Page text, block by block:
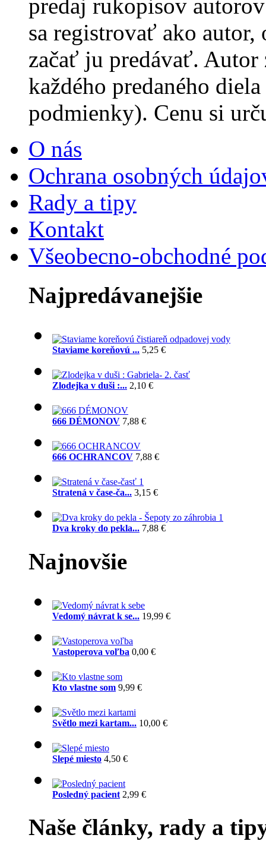
predaj rukopisov
sa registrovať ako
začať ju predávať.
každého predaného
podmienky). Cenu si
O nás
Ochrana osobných
Rady a tipy
Kontakt
Všeobecno-obchodné
Najpredávanejšie
Staviame koreňovú ... 5,25 €
Zlodejka v duši :... 2,10 €
666 DÉMONOV 7,88 €
666 OCHRANCOV 7,88 €
Stratená v čase-ča... 3,15 €
Dva kroky do pekla... 7,88 €
Najnovšie
Vedomý návrat k se... 19,99 €
Vastoperova voľba 0,00 €
Kto vlastne som 9,99 €
Světlo mezi kartam... 10,00 €
Slepé miesto 4,50 €
Posledný pacient 2,99 €
Naše články, rady a